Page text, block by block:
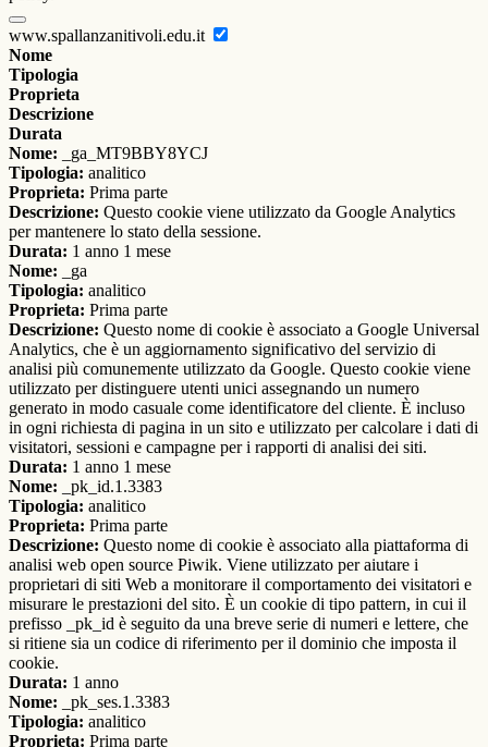
www.spallanzanitivoli.edu.it
Nome
Tipologia
Proprieta
Descrizione
Durata
Nome: _ga_MT9BBY8YCJ
Tipologia: analitico
Proprieta: Prima parte
Descrizione: Questo cookie viene utilizzato da Google Analytics
per mantenere lo stato della sessione.
Durata: 1 anno 1 mese
Nome: _ga
Tipologia: analitico
Proprieta: Prima parte
Descrizione: Questo nome di cookie è associato a Google Universal
Analytics, che è un aggiornamento significativo del servizio di
analisi più comunemente utilizzato da Google. Questo cookie viene
utilizzato per distinguere utenti unici assegnando un numero
generato in modo casuale come identificatore del cliente. È incluso
in ogni richiesta di pagina in un sito e utilizzato per calcolare i dati di
visitatori, sessioni e campagne per i rapporti di analisi dei siti.
Durata: 1 anno 1 mese
Nome: _pk_id.1.3383
Tipologia: analitico
Proprieta: Prima parte
Descrizione: Questo nome di cookie è associato alla piattaforma di
analisi web open source Piwik. Viene utilizzato per aiutare i
proprietari di siti Web a monitorare il comportamento dei visitatori e
misurare le prestazioni del sito. È un cookie di tipo pattern, in cui il
prefisso _pk_id è seguito da una breve serie di numeri e lettere, che
si ritiene sia un codice di riferimento per il dominio che imposta il
cookie.
Durata: 1 anno
Nome: _pk_ses.1.3383
Tipologia: analitico
Proprieta: Prima parte